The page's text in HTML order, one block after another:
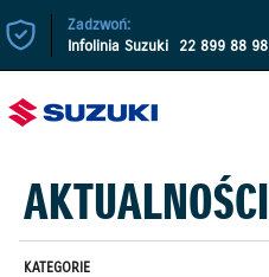
Zadzwoń:
Infolinia Suzuki 22 899 88 98
AKTUALNOŚCI
KATEGORIE